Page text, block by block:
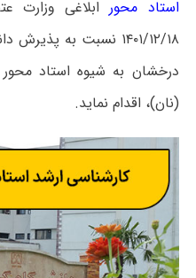
استاد محور
۱۴۰۱/۱۲/۱۸ نسبت به
درخشان به شیوه استاد محور
(نان)، اقدام نماید.